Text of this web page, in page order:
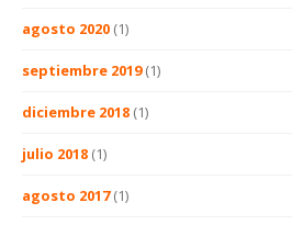
agosto 2020 (1)
septiembre 2019(1)
diciembre 2018 (1)
julio 2018 (1)
agosto 2017(1)